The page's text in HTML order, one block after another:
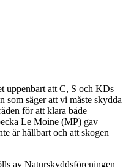
uppenbart att C, S och KDs
säger att vi måste skydda
för att klara både
Le Moine (MP) gav
är hållbart och att skogen
av Naturskyddsföreningen